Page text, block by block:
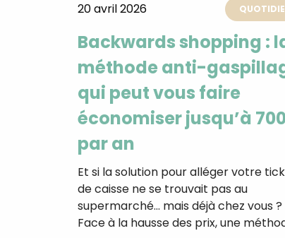
20 avril 2026
Backwards shopping :
méthode anti-
qui peut vous faire
économiser jusqu’à
par an
Et si la solution pour alléger votre
de caisse ne se trouvait pas au
supermarché… mais déjà chez vous ?
Face à la hausse des prix, une